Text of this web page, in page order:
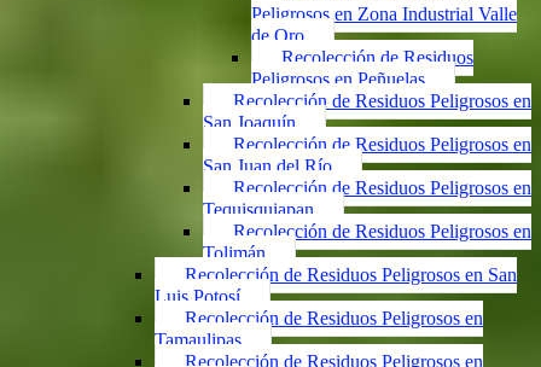
Peligrosos en Zona Industrial Valle
de Oro
Recolección de Residuos
Peligrosos en Peñuelas
Recolección de Residuos Peligrosos en
San Joaquín
Recolección de Residuos Peligrosos en
San Juan del Río
Recolección de Residuos Peligrosos en
Tequisquiapan
Recolección de Residuos Peligrosos en
Tolimán
Recolección de Residuos Peligrosos en San
Luis Potosí
Recolección de Residuos Peligrosos en
Tamaulipas
Recolección de Residuos Peligrosos en